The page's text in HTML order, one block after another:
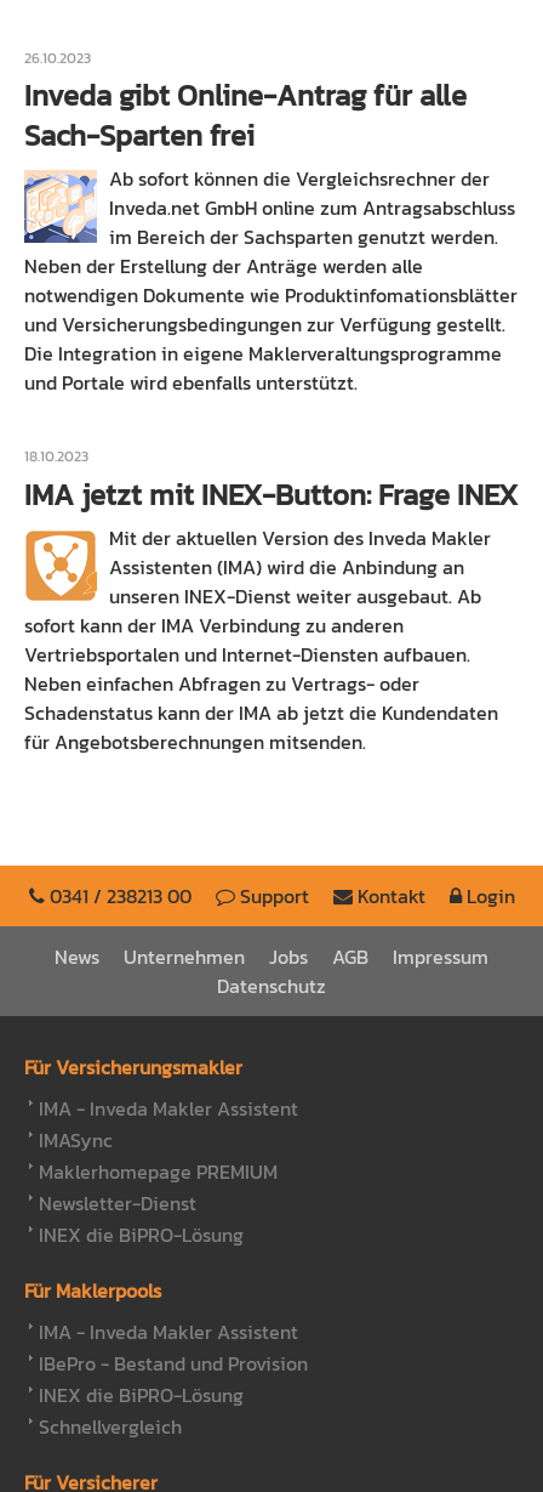
26.10.2023
Inveda gibt Online-Antrag für alle
Sach-Sparten frei
Ab sofort können die Vergleichsrechner der
Inveda.net GmbH online zum Antragsabschluss
im Bereich der Sachsparten genutzt werden.
Neben der Erstellung der Anträge werden alle
notwendigen Dokumente wie Produktinfomationsblätter
und Versicherungsbedingungen zur Verfügung gestellt.
Die Integration in eigene Maklerveraltungsprogramme
und Portale wird ebenfalls unterstützt.
18.10.2023
IMA jetzt mit INEX-Button: Frage INEX
Mit der aktuellen Version des Inveda Makler
Assistenten (IMA) wird die Anbindung an
unseren INEX-Dienst weiter ausgebaut. Ab
sofort kann der IMA Verbindung zu anderen
Vertriebsportalen und Internet-Diensten aufbauen.
Neben einfachen Abfragen zu Vertrags- oder
Schadenstatus kann der IMA ab jetzt die Kundendaten
für Angebotsberechnungen mitsenden.
0341 / 238213 00 Support Kontakt Login
News Unternehmen Jobs AGB
Impressum
Datenschutz
Für Versicherungsmakler
IMA - Inveda Makler Assistent
IMASync
Maklerhomepage PREMIUM
Newsletter-Dienst
INEX die BiPRO-Lösung
Für Maklerpools
IMA - Inveda Makler Assistent
IBePro - Bestand und Provision
INEX die BiPRO-Lösung
Schnellvergleich
Für Versicherer